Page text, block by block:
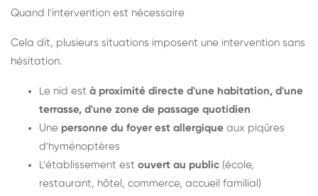
Quand l'intervention est nécessaire
Cela dit, plusieurs situations imposent une intervention sans
hésitation.
Le nid est à proximité directe d'une habitation, d'une
terrasse, d'une zone de passage quotidien
Une personne du foyer est allergique aux piqûres
d'hyménoptères
L'établissement est ouvert au public (école,
restaurant, hôtel, commerce, accueil familial)